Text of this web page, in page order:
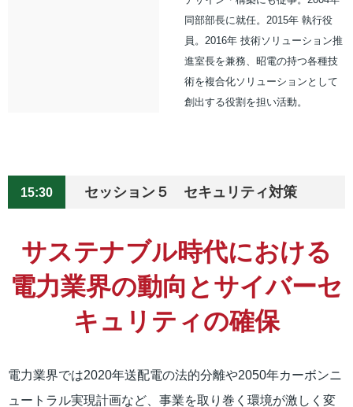
同部部長に就任。2015年 執行役
員。2016年 技術ソリューション推
進室長を兼務、昭電の持つ各種技
術を複合化ソリューションとして
創出する役割を担い活動。
15:30 セッション５ セキュリティ対策
サステナブル時代における
電力業界の動向とサイバーセ
キュリティの確保
電力業界では2020年送配電の法的分離や2050年カーボンニ
ュートラル実現計画など、事業を取り巻く環境が激しく変